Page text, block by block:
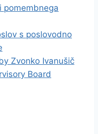
pomembnega
s poslovodno
Zvonko Ivanušič
Board